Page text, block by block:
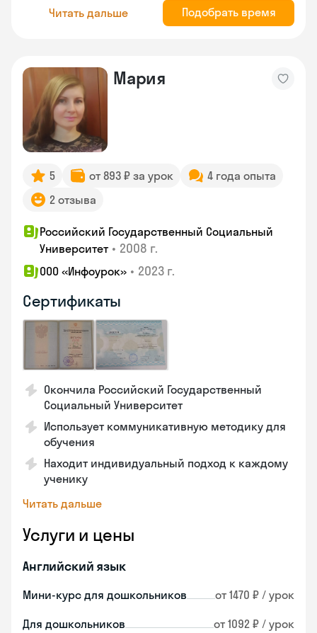
Читать дальше Подобрать время
Мария
5 от 893 ₽ за урок
4 года опыта
2 отзыва
Российский Государственный Социальный
Университет • 2008 г.
ООО «Инфоурок» • 2023 г.
Сертификаты
Окончила Российский Государственный
Социальный Университет
Использует коммуникативную методику для
обучения
Находит индивидуальный подход к каждому
ученику
Читать дальше
Услуги и цены
Английский язык
Мини-курс для дошкольников от 1470 ₽ / урок
Для дошкольников от 1092 ₽ / урок